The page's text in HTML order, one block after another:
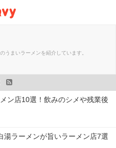
うまいラーメンを紹介しています。
ン店10選！飲みのシメや残業後
湯ラーメンが旨いラーメン店7選